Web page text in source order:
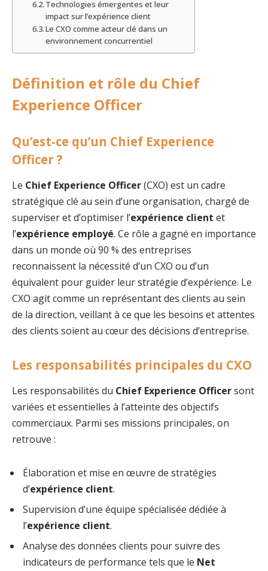
Technologies émergentes et leur
impact sur l’expérience client
Le CXO comme acteur clé dans un
environnement concurrentiel
Définition et rôle du Chief
Experience Officer
Qu’est-ce qu’un Chief Experience
Officer ?
Le Chief Experience Officer(CXO) est un cadre
stratégique clé au sein d’une organisation, chargé de
superviser et d’optimiser l’expérience client et
l’expérience employé. Ce rôle a gagné en importance
dans un monde où 90 % des entreprises
reconnaissent la nécessité d’un CXO ou d’un
équivalent pour guider leur stratégie d’expérience. Le
CXO agit comme un représentant des clients au sein
de la direction, veillant à ce que les besoins et attentes
des clients soient au cœur des décisions d’entreprise.
Les responsabilités principales du CXO
Les responsabilités du Chief Experience Officersont
variées et essentielles à l’atteinte des objectifs
commerciaux. Parmi ses missions principales, on
retrouve :
Élaboration et mise en œuvre de stratégies
d’expérience client.
Supervision d’une équipe spécialisée dédiée à
l’expérience client.
Analyse des données clients pour suivre des
indicateurs de performance tels que le Net